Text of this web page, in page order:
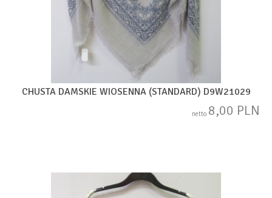
CHUSTA DAMSKIE WIOSENNA (STANDARD) D9W21029
netto 8,00 PLN